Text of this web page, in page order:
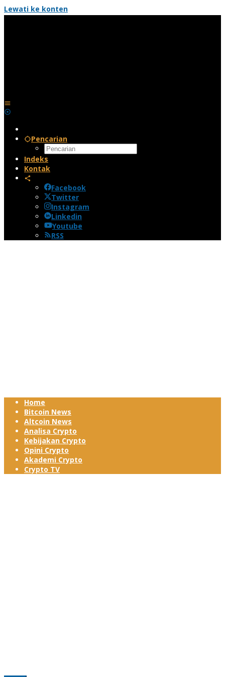
Lewati ke konten
Pencarian
Indeks
Kontak
Facebook
Twitter
Instagram
Linkedin
Youtube
RSS
Home
Bitcoin News
Altcoin News
Analisa Crypto
Kebijakan Crypto
Opini Crypto
Akademi Crypto
Crypto TV